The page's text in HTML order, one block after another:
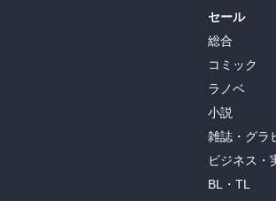
セール
総合
コミック
ラノベ
小説
雑誌・グラ
ビジネス・
BL・TL